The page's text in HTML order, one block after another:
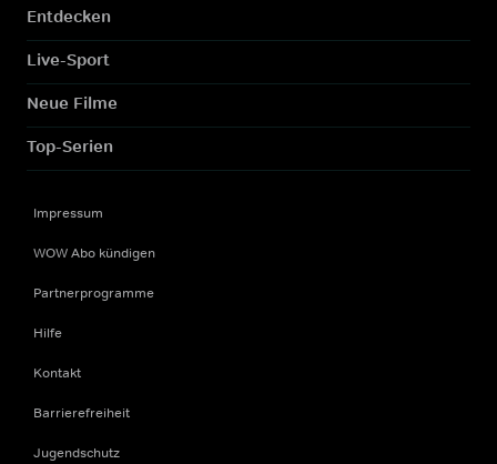
Entdecken
Live-Sport
Neue Filme
Top-Serien
Impressum
WOW Abo kündigen
Partnerprogramme
Hilfe
Kontakt
Barrierefreiheit
Jugendschutz